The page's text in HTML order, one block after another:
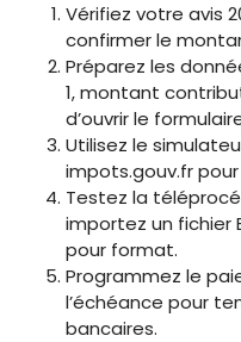
Vérifiez votre avis
confirmer le
Préparez les
1, montant
d’ouvrir le
Utilisez le
impots.gouv.fr
Testez la
importez un fichier
pour format.
Programmez le
l’échéance pour
bancaires.